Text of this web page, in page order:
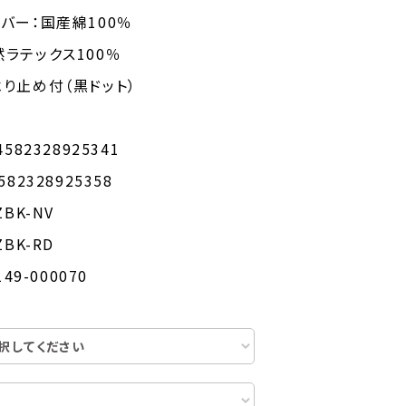
ー：国産綿100％
ックス100％
め付（黒ドット）
NV
RD
000070